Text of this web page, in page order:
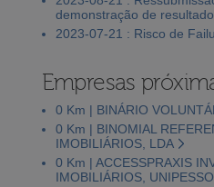
demonstração de
2023-07-21 : Risco de
Empresas
0 Km | BINÁRIO
0 Km | BINOMIAL
IMOBILIÁRIOS, LDA
0 Km | ACCESSPRAXIS
IMOBILIÁRIOS,